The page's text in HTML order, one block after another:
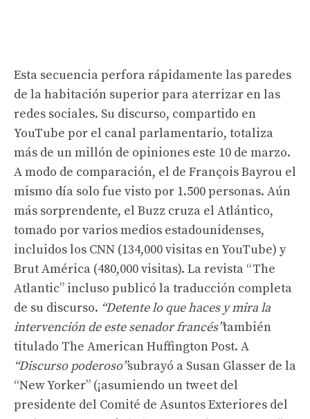
Esta secuencia perfora rápidamente las paredes
de la habitación superior para aterrizar en las
redes sociales. Su discurso, compartido en
YouTube por el canal parlamentario, totaliza
más de un millón de opiniones este 10 de marzo.
A modo de comparación, el de François Bayrou el
mismo día solo fue visto por 1.500 personas. Aún
más sorprendente, el Buzz cruza el Atlántico,
tomado por varios medios estadounidenses,
incluidos los CNN (134,000 visitas en YouTube) y
Brut América (480,000 visitas). La revista “The
Atlantic” incluso publicó la traducción completa
de su discurso. “Detente lo que haces y mira la
intervención de este senador francés”también
titulado The American Huffington Post. A
“Discurso poderoso”subrayó a Susan Glasser de la
“New Yorker” (¡asumiendo un tweet del
presidente del Comité de Asuntos Exteriores del